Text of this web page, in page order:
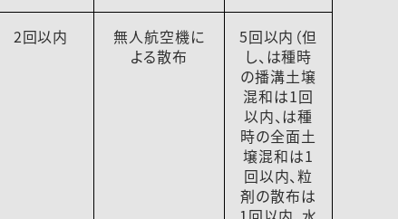
2回以内
無人航空機に
よる散布
5回以内（但
し、は種時
の播溝土壌
混和は1回
以内、は種
時の全面土
壌混和は1
回以内、粒
剤の散布は